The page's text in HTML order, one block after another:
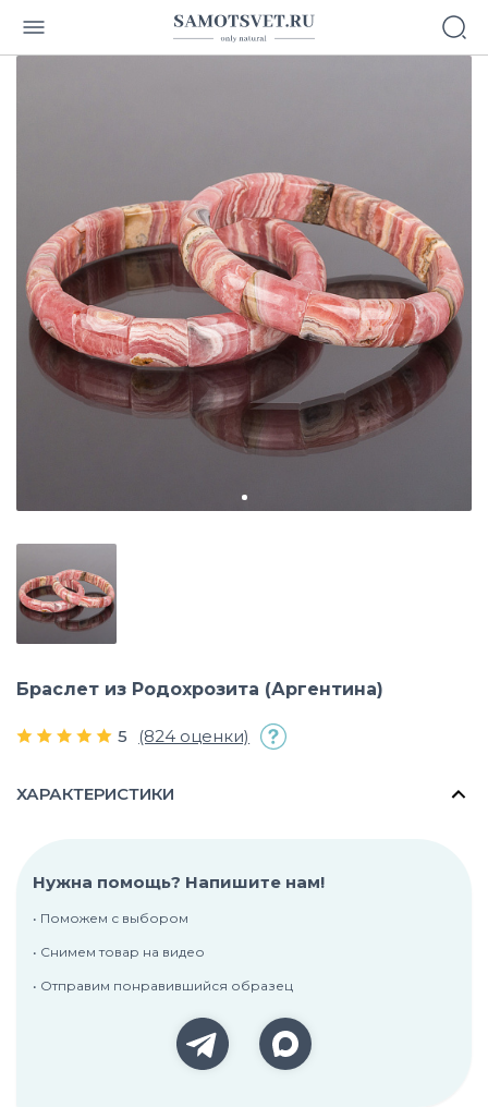
Браслет из Родохрозита (Аргентина)
5 (824 оценки)
ХАРАКТЕРИСТИКИ
Нужна помощь? Напишите нам!
• Поможем с выбором
• Снимем товар на видео
• Отправим понравившийся образец